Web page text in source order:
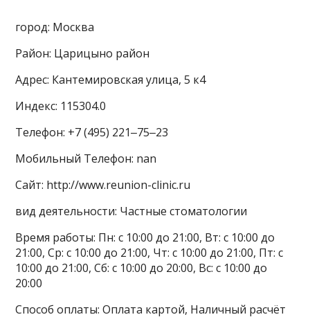
город: Москва
Район: Царицыно район
Адрес: Кантемировская улица, 5 к4
Индекс: 115304.0
Телефон: +7 (495) 221‒75‒23
Мобильный Телефон: nan
Сайт: http://www.reunion-clinic.ru
вид деятельности: Частные стоматологии
Время работы: Пн: с 10:00 до 21:00, Вт: с 10:00 до
21:00, Ср: с 10:00 до 21:00, Чт: с 10:00 до 21:00, Пт: с
10:00 до 21:00, Сб: с 10:00 до 20:00, Вс: с 10:00 до
20:00
Способ оплаты: Оплата картой, Наличный расчёт